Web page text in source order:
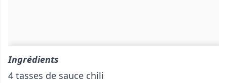
Ingrédients
4 tasses de sauce chili